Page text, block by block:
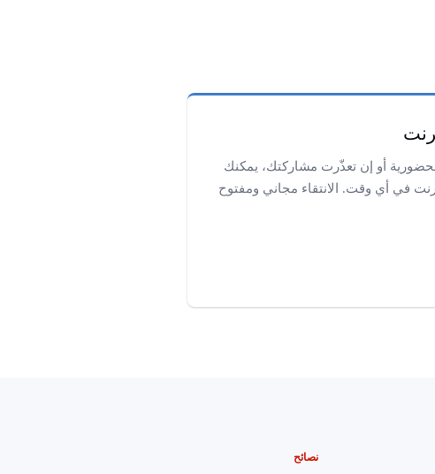
أو إن تعذّرت مشاركتك، يمكنك
في أي وقت. الانتقاء مجاني ومفتوح
نصائح